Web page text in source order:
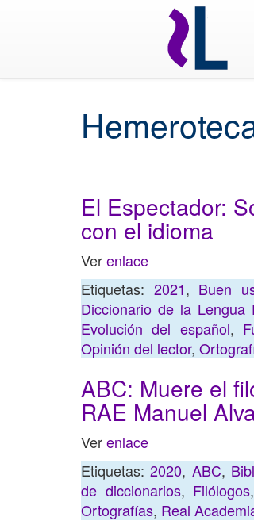
El Espectador:
con el idioma
Verenlace
Etiquetas: 2021, Buen
Diccionario de la Lengua
Evolución del español,
Opinión del lector,
ABC: Muere el
RAE Manuel
Verenlace
Etiquetas:2020, ABC,
de diccionarios, Filólogos,
Ortografías, Real